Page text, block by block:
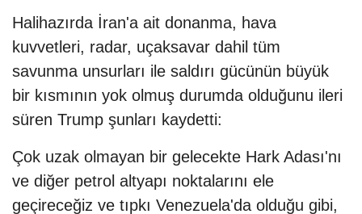
Halihazırda İran'a ait donanma, hava
kuvvetleri, radar, uçaksavar dahil tüm
savunma unsurları ile saldırı gücünün büyük
bir kısmının yok olmuş durumda olduğunu ileri
süren Trump şunları kaydetti:
Çok uzak olmayan bir gelecekte Hark Adası'nı
ve diğer petrol altyapı noktalarını ele
geçireceğiz ve tıpkı Venezuela'da olduğu gibi,